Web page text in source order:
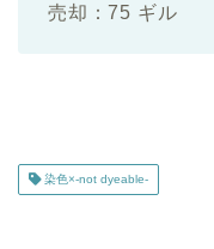
売却：75 ギル
染色×-not dyeable-